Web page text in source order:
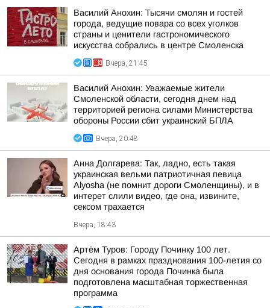
Василий Анохин: Тысячи смолян и гостей
города, ведущие повара со всех уголков
страны и ценители гастрономического
искусства собрались в центре Смоленска
Вчера, 21:45
Василий Анохин: Уважаемые жители
Смоленской области, сегодня днем над
территорией региона силами Министерства
обороны России сбит украинский БПЛА
Вчера, 20:48
Анна Долгарева: Так, ладно, есть такая
украинская вельми патриотичная певица
Alyosha (не помнит дороги Смоленщины), и в
интерет слили видео, где она, извините,
сексом трахается
Вчера, 18:43
Артём Туров: Городу Починку 100 лет.
Сегодня в рамках празднования 100-летия со
дня основания города Починка была
подготовлена масштабная торжественная
программа